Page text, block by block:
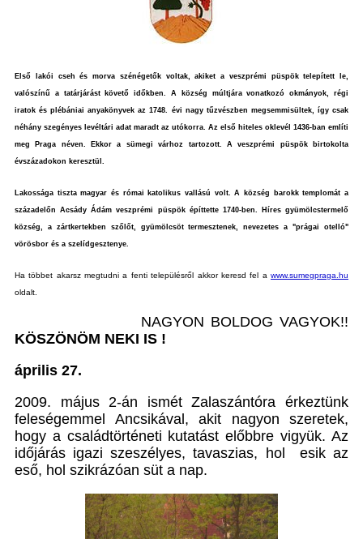
Első lakói cseh és morva szénégetők voltak, akiket a veszprémi püspök telepített le,
valószínű a tatárjárást követő időkben. A község múltjára vonatkozó okmányok, régi
iratok és plébániai anyakönyvek az 1748. évi nagy tűzvészben megsemmisültek, így csak
néhány szegényes levéltári adat maradt az utókorra. Az első hiteles oklevél 1436-ban említi
meg Praga néven. Ekkor a sümegi várhoz tartozott. A veszprémi püspök birtokolta
évszázadokon keresztül.
Lakossága tiszta magyar és római katolikus vallású volt. A község barokk templomát a
századelőn Acsády Ádám veszprémi püspök építtette 1740-ben. Híres gyümölcstermelő
község, a zártkertekben szőlőt, gyümölcsöt termesztenek, nevezetes a "prágai otelló"
vörösbor és a szelídgesztenye.
Ha többet akarsz megtudni a fenti településről akkor keresd fel a www.sumegpraga.hu
oldalt.
NAGYON BOLDOG VAGYOK!!
KÖSZÖNÖM NEKI IS !
április 27.
2009. május 2-án ismét Zalaszántóra érkeztünk
feleségemmel Ancsikával, akit nagyon szeretek,
hogy a családtörténeti kutatást előbbre vigyük. Az
időjárás igazi szeszélyes, tavaszias, hol esik az
eső, hol szikrázóan süt a nap.